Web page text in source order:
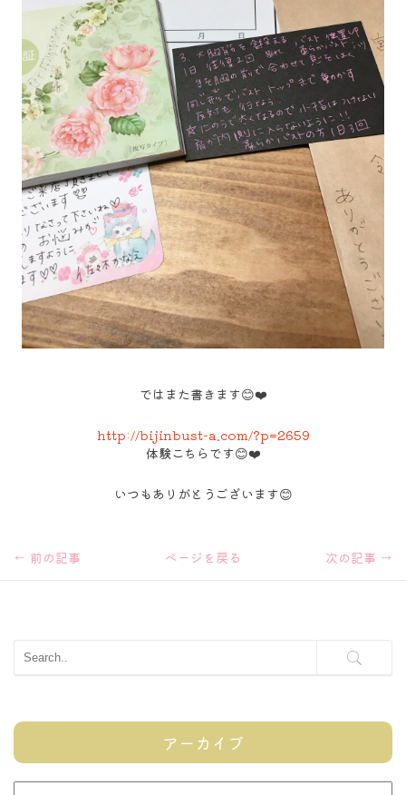
ではまた書きます😊❤️
http://bijinbust-a.com/?p=2659
体験こちらです😊❤️
いつもありがとうございます😊
← 前の記事 ページを戻る 次の記事 →
アーカイブ